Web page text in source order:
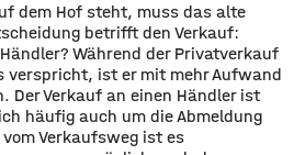
dem Hof steht, muss das alte
betrifft den Verkauf:
Während der Privatverkauf
verspricht, ist er mit mehr Aufwand
Der Verkauf an einen Händler ist
häufig auch um die Abmeldung
Verkaufsweg ist es